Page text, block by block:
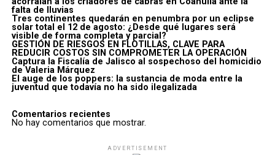
falta de lluvias
Tres continentes quedarán en penumbra por un eclipse
solar total el 12 de agosto: ¿Desde qué lugares será
visible de forma completa y parcial?
GESTIÓN DE RIESGOS EN FLOTILLAS, CLAVE PARA
REDUCIR COSTOS SIN COMPROMETER LA OPERACIÓN
Captura la Fiscalía de Jalisco al sospechoso del homicidio
de Valeria Márquez
El auge de los poppers: la sustancia de moda entre la
juventud que todavía no ha sido ilegalizada
Comentarios recientes
No hay comentarios que mostrar.
ADVERTISEMENT